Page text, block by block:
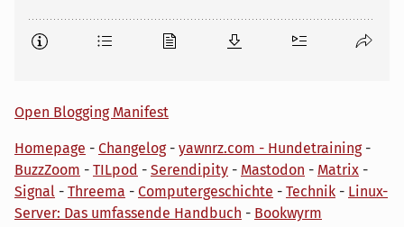
Open Blogging Manifest
Homepage - Changelog- yawnrz.com - Hundetraining-
BuzzZoom - TILpod - Serendipity - Mastodon - Matrix -
Signal - Threema - Computergeschichte - Technik - Linux-
Server: Das umfassende Handbuch - Bookwyrm